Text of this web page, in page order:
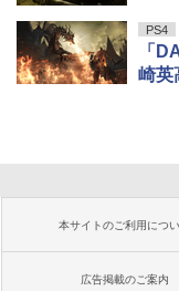
PS4
「
崎英
本サイトのご利用につ
広告掲載のご案内